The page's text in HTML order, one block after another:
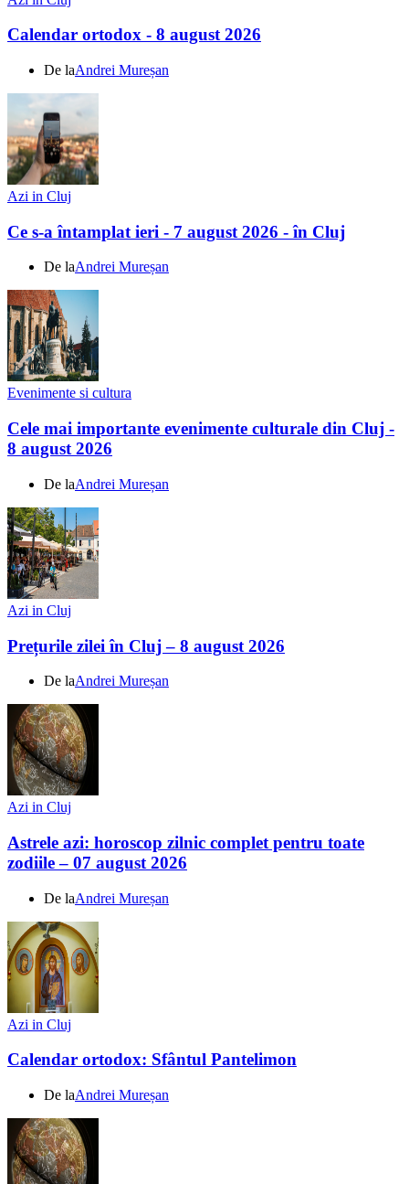
Calendar ortodox - 8 august 2026
De laAndrei Mureșan
Azi in Cluj
Ce s-a întamplat ieri - 7 august 2026 - în Cluj
De laAndrei Mureșan
Evenimente si cultura
Cele mai importante evenimente culturale din Cluj -
8 august 2026
De laAndrei Mureșan
Azi in Cluj
Prețurile zilei în Cluj – 8 august 2026
De laAndrei Mureșan
Azi in Cluj
Astrele azi: horoscop zilnic complet pentru toate
zodiile – 07 august 2026
De laAndrei Mureșan
Azi in Cluj
Calendar ortodox: Sfântul Pantelimon
De laAndrei Mureșan